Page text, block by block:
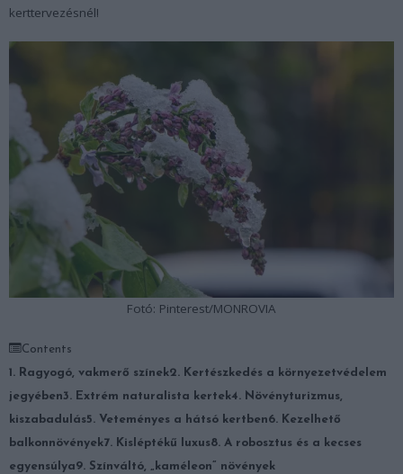
kerttervezésnél!
Fotó: Pinterest/MONROVIA
Contents
1. Ragyogó, vakmerő színek2. Kertészkedés a környezetvédelem
jegyében3. Extrém naturalista kertek4. Növényturizmus,
kiszabadulás5. Veteményes a hátsó kertben6. Kezelhető
balkonnövények7. Kisléptékű luxus8. A robosztus és a kecses
egyensúlya9. Színváltó, „kaméleon” növények